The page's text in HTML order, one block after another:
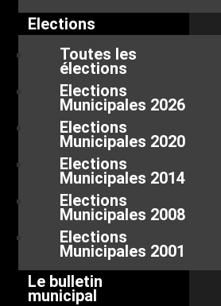
Elections
Toutes les
élections
Elections
Municipales 2026
Elections
Municipales 2020
Elections
Municipales 2014
Elections
Municipales 2008
Elections
Municipales 2001
Le bulletin
municipal